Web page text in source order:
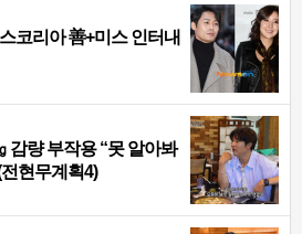
코리아 善+미스 인터내
량 부작용 “못 알아봐
현무계획4)